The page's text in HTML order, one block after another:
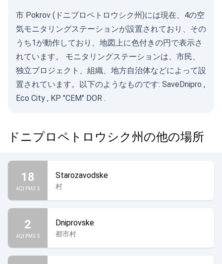
市 Pokrov (ドニプロペトロウシク州)には現在、4の空
気モニタリングステーションが設置されており、その
うち1が動作しており、地図上に色付きの円で表示さ
れています。 モニタリングステーションは、市民、
独立プロジェクト、組織、地方自治体などによって設
置されています。以下のようなものです: SaveDnipro ,
Eco City , KP "CEM" DOR .
ドニプロペトロウシク州の他の場所
18
AQI PM2.5
Starozavodske
村
2
AQI PM2.5
Dniprovske
都市村